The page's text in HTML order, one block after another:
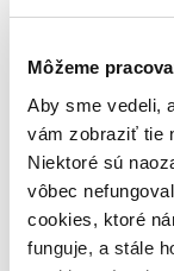
Môžeme
Aby sme vedeli,
vám zobraziť tie
Niektoré sú
vôbec
cookies, ktoré
funguje, a stále
Novinky
Najdrahšie
Najlacnejšie
Najvyššia
Použité filtre
Zrušiť filtre
Autor Roman Vaněk